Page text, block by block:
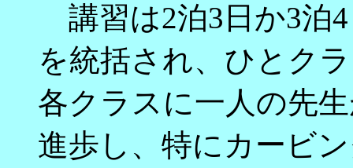
講習は2泊3日か3泊
を統括され、ひとク
各クラスに一人の先
進歩し、特にカービ